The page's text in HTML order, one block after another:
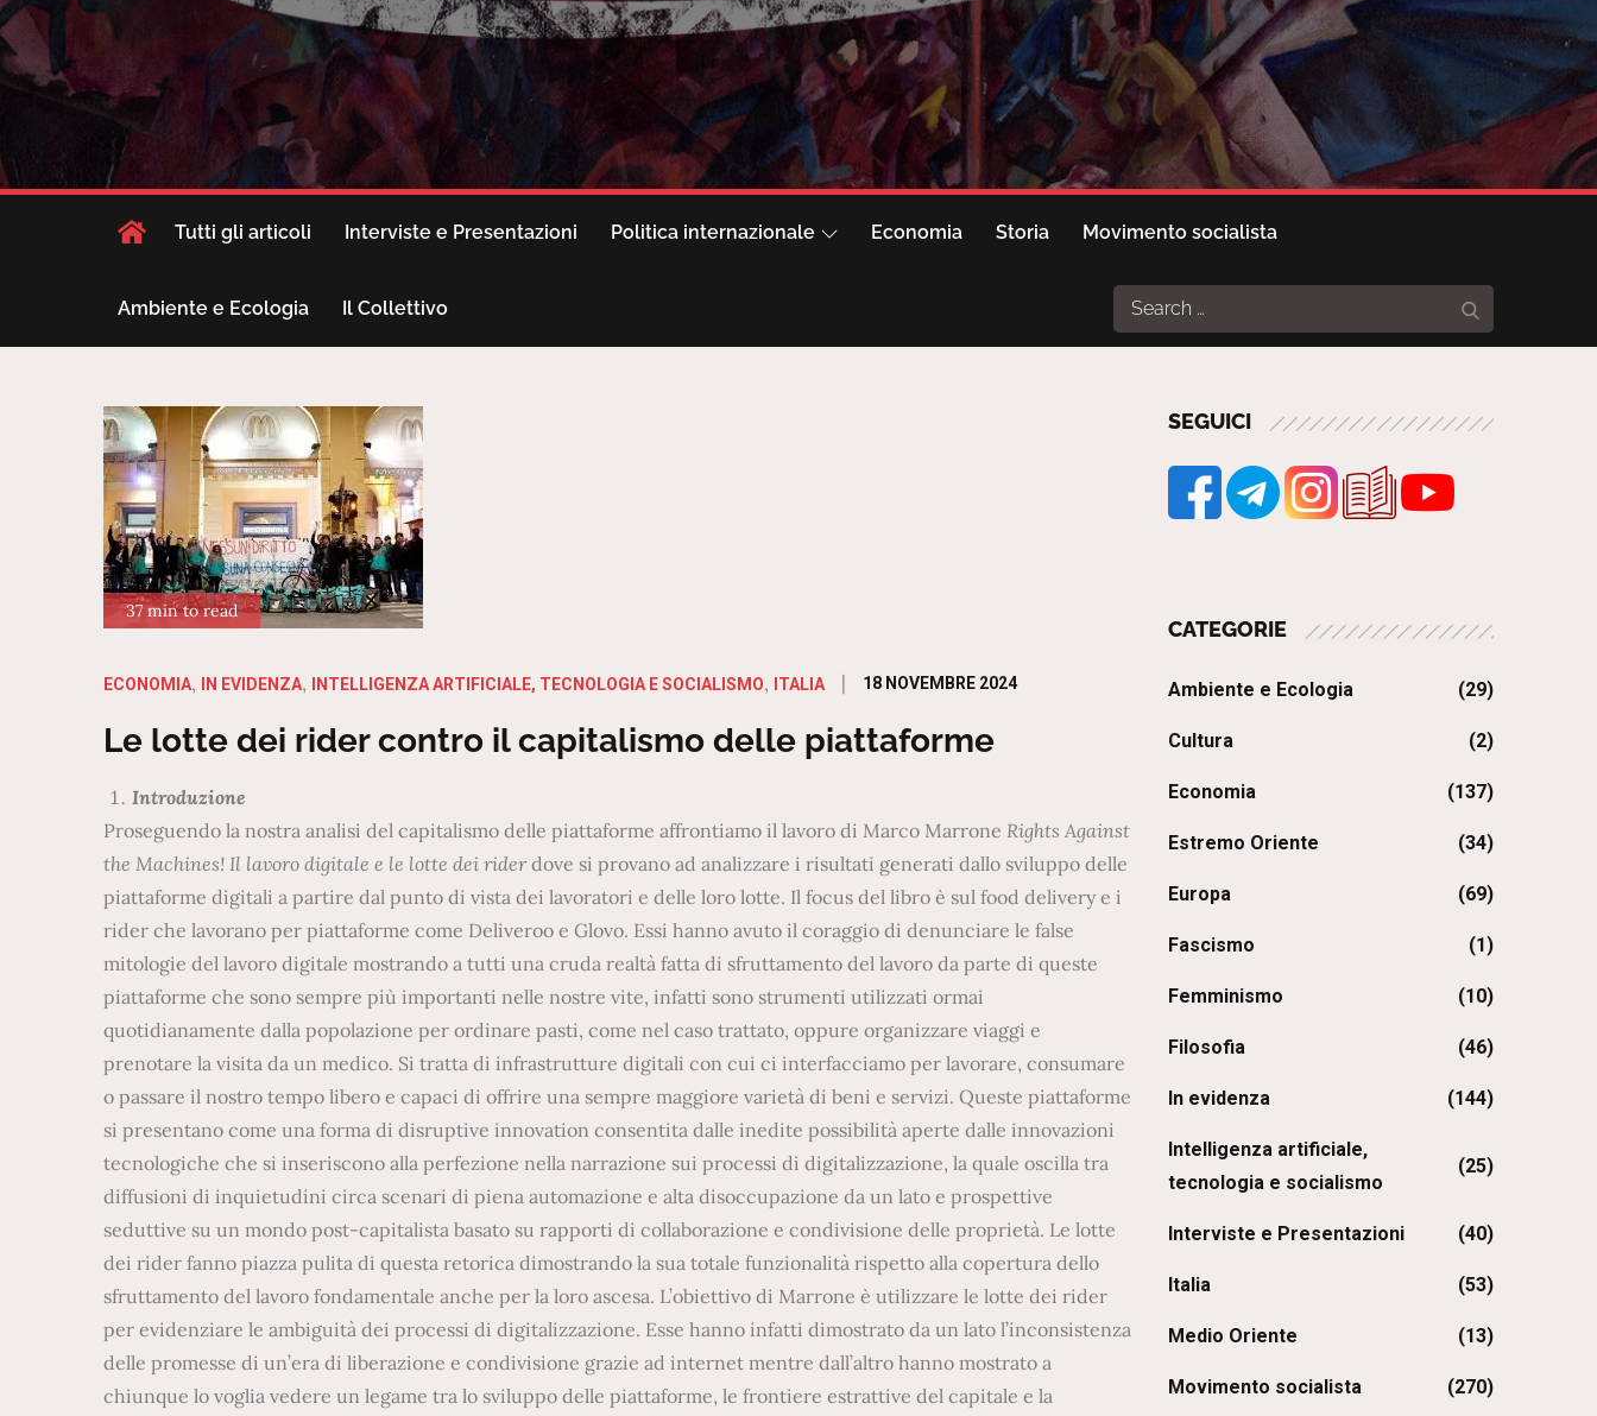
Tutti gli articoli Interviste e Presentazioni Politica internazionale Economia Storia Movimento socialista
Ambiente e Ecologia Il Collettivo
Search
for:
37 min to read
ECONOMIA IN EVIDENZA INTELLIGENZA ARTIFICIALE, TECNOLOGIA E SOCIALISMO ITALIA
Posted
18 NOVEMBRE 2024
Le lotte dei rider contro il capitalismo delle piattaforme
Introduzione
Proseguendo la nostra analisi del capitalismo delle piattaforme affrontiamo il lavoro di Marco Marrone Rights Against
the Machines! Il lavoro digitale e le lotte dei riderdove si provano ad analizzare i risultati generati dallo sviluppo delle
piattaforme digitali a partire dal punto di vista dei lavoratori e delle loro lotte. Il focus del libro è sul food delivery e i
rider che lavorano per piattaforme come Deliveroo e Glovo. Essi hanno avuto il coraggio di denunciare le false
mitologie del lavoro digitale mostrando a tutti una cruda realtà fatta di sfruttamento del lavoro da parte di queste
piattaforme che sono sempre più importanti nelle nostre vite, infatti sono strumenti utilizzati ormai
quotidianamente dalla popolazione per ordinare pasti, come nel caso trattato, oppure organizzare viaggi e
prenotare la visita da un medico. Si tratta di infrastrutture digitali con cui ci interfacciamo per lavorare, consumare
o passare il nostro tempo libero e capaci di offrire una sempre maggiore varietà di beni e servizi. Queste piattaforme
si presentano come una forma di disruptive innovation consentita dalle inedite possibilità aperte dalle innovazioni
tecnologiche che si inseriscono alla perfezione nella narrazione sui processi di digitalizzazione, la quale oscilla tra
diffusioni di inquietudini circa scenari di piena automazione e alta disoccupazione da un lato e prospettive
seduttive su un mondo post-capitalista basato su rapporti di collaborazione e condivisione delle proprietà. Le lotte
dei rider fanno piazza pulita di questa retorica dimostrando la sua totale funzionalità rispetto alla copertura dello
sfruttamento del lavoro fondamentale anche per la loro ascesa. L’obiettivo di Marrone è utilizzare le lotte dei rider
per evidenziare le ambiguità dei processi di digitalizzazione. Esse hanno infatti dimostrato da un lato l’inconsistenza
delle promesse di un’era di liberazione e condivisione grazie ad internet mentre dall’altro hanno mostrato a
chiunque lo voglia vedere un legame tra lo sviluppo delle piattaforme, le frontiere estrattive del capitale e la
SEGUICI
CATEGORIE
Ambiente e Ecologia (29)
Cultura (2)
Economia (137)
Estremo Oriente (34)
Europa (69)
Fascismo (1)
Femminismo (10)
Filosofia (46)
In evidenza (144)
Intelligenza artificiale,
tecnologia e socialismo
(25)
Interviste e Presentazioni (40)
Italia (53)
Medio Oriente (13)
Movimento socialista (270)